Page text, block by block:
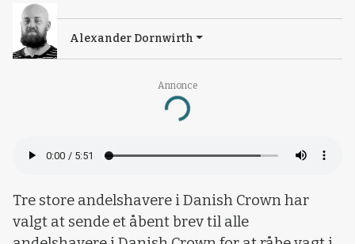
Annonce
Loading...
Alexander Dornwirth
Tre store andelshavere i Danish Crown har
valgt at sende et åbent brev til alle